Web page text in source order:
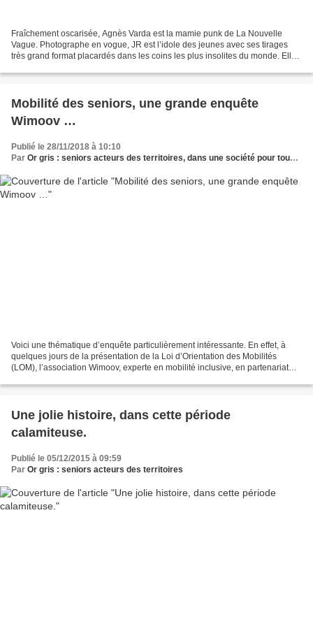
Fraîchement oscarisée, Agnès Varda est la mamie punk de La Nouvelle
Vague. Photographe en vogue, JR est l’idole des jeunes avec ses tirages
très grand format placardés dans les coins les plus insolites du monde. Elle
Mobilité des seniors, une grande enquête
Wimoov …
Publié le 28/11/2018 à 10:10
Par Or gris : seniors acteurs des territoires, dans une société pour tous les âges
Voici une thématique d’enquête particulièrement intéressante. En effet, à
quelques jours de la présentation de la Loi d’Orientation des Mobilités
(LOM), l’association Wimoov, experte en mobilité inclusive, en partenariat
Une jolie histoire, dans cette période
calamiteuse.
Publié le 05/12/2015 à 09:59
Par Or gris : seniors acteurs des territoires